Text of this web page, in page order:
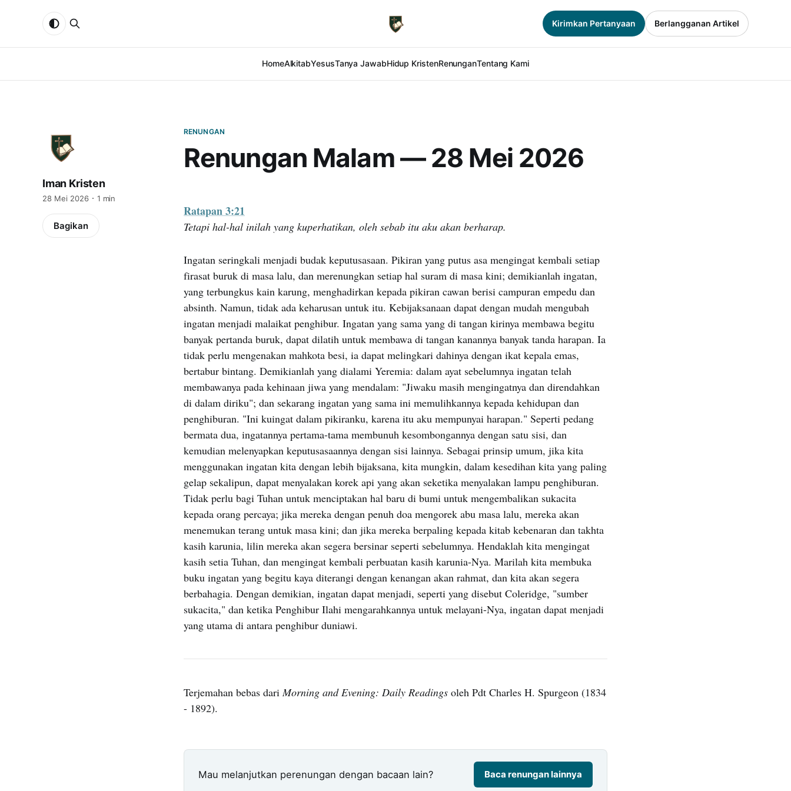
HomeAlkitabYesusTanya JawabHidup KristenRenunganTentang Kami
Kirimkan Pertanyaan Berlangganan Artikel
RENUNGAN
Renungan Malam — 28 Mei 2026
Iman Kristen
28 Mei 2026 1 min
Bagikan
Ratapan 3:21
Tetapi hal-hal inilah yang kuperhatikan, oleh sebab itu aku akan berharap.
Ingatan seringkali menjadi budak keputusasaan. Pikiran yang putus asa mengingat kembali setiap
firasat buruk di masa lalu, dan merenungkan setiap hal suram di masa kini; demikianlah ingatan,
yang terbungkus kain karung, menghadirkan kepada pikiran cawan berisi campuran empedu dan
absinth. Namun, tidak ada keharusan untuk itu. Kebijaksanaan dapat dengan mudah mengubah
ingatan menjadi malaikat penghibur. Ingatan yang sama yang di tangan kirinya membawa begitu
banyak pertanda buruk, dapat dilatih untuk membawa di tangan kanannya banyak tanda harapan. Ia
tidak perlu mengenakan mahkota besi, ia dapat melingkari dahinya dengan ikat kepala emas,
bertabur bintang. Demikianlah yang dialami Yeremia: dalam ayat sebelumnya ingatan telah
membawanya pada kehinaan jiwa yang mendalam: "Jiwaku masih mengingatnya dan direndahkan
di dalam diriku"; dan sekarang ingatan yang sama ini memulihkannya kepada kehidupan dan
penghiburan. "Ini kuingat dalam pikiranku, karena itu aku mempunyai harapan." Seperti pedang
bermata dua, ingatannya pertama-tama membunuh kesombongannya dengan satu sisi, dan
kemudian melenyapkan keputusasaannya dengan sisi lainnya. Sebagai prinsip umum, jika kita
menggunakan ingatan kita dengan lebih bijaksana, kita mungkin, dalam kesedihan kita yang paling
gelap sekalipun, dapat menyalakan korek api yang akan seketika menyalakan lampu penghiburan.
Tidak perlu bagi Tuhan untuk menciptakan hal baru di bumi untuk mengembalikan sukacita
kepada orang percaya; jika mereka dengan penuh doa mengorek abu masa lalu, mereka akan
menemukan terang untuk masa kini; dan jika mereka berpaling kepada kitab kebenaran dan takhta
kasih karunia, lilin mereka akan segera bersinar seperti sebelumnya. Hendaklah kita mengingat
kasih setia Tuhan, dan mengingat kembali perbuatan kasih karunia-Nya. Marilah kita membuka
buku ingatan yang begitu kaya diterangi dengan kenangan akan rahmat, dan kita akan segera
berbahagia. Dengan demikian, ingatan dapat menjadi, seperti yang disebut Coleridge, "sumber
sukacita," dan ketika Penghibur Ilahi mengarahkannya untuk melayani-Nya, ingatan dapat menjadi
yang utama di antara penghibur duniawi.
Terjemahan bebas dariMorning and Evening: Daily Readings oleh Pdt Charles H. Spurgeon (1834
- 1892).
Mau melanjutkan perenungan dengan bacaan lain? Baca renungan lainnya